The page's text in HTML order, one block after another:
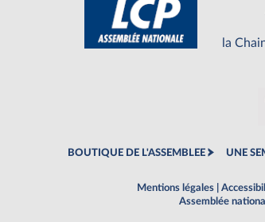
la
BOUTIQUE DE L'ASSEMBLEE UNE
Mentions légales
Assemblée